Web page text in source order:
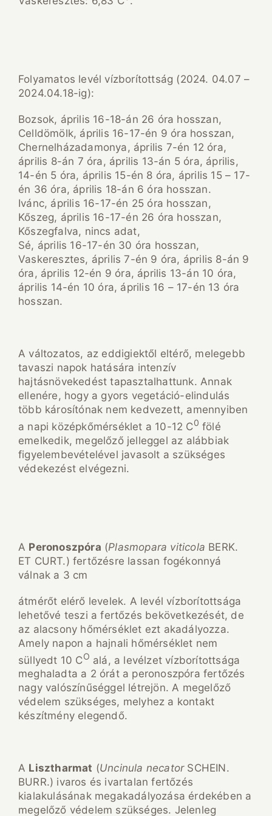
Folyamatos levél vízborítottság (2024. 04.07 –
2024.04.18-ig):
Bozsok, április 16-18-án 26 óra hosszan,
Celldömölk, április 16-17-én 9 óra hosszan,
Chernelházadamonya, április 7-én 12 óra,
április 8-án 7 óra, április 13-án 5 óra, április,
14-én 5 óra, április 15-én 8 óra, április 15 – 17-
én 36 óra, április 18-án 6 óra hosszan.
Ivánc, április 16-17-én 25 óra hosszan,
Kőszeg, április 16-17-én 26 óra hosszan,
Kőszegfalva, nincs adat,
Sé, április 16-17-én 30 óra hosszan,
Vaskeresztes, április 7-én 9 óra, április 8-án 9
óra, április 12-én 9 óra, április 13-án 10 óra,
április 14-én 10 óra, április 16 – 17-én 13 óra
hosszan.
A változatos, az eddigiektől eltérő, melegebb
tavaszi napok hatására intenzív
hajtásnövekedést tapasztalhattunk. Annak
ellenére, hogy a gyors vegetáció-elindulás
több károsítónak nem kedvezett, amennyiben
a napi középkőmérséklet a 10-12 C0 fölé
emelkedik, megelőző jelleggel az alábbiak
figyelembevételével javasolt a szükséges
védekezést elvégezni.
A Peronoszpóra (Plasmopara viticola BERK.
ET CURT.) fertőzésre lassan fogékonnyá
válnak a 3 cm
átmérőt elérő levelek. A levél vízborítottsága
lehetővé teszi a fertőzés bekövetkezését, de
az alacsony hőmérséklet ezt akadályozza.
Amely napon a hajnali hőmérséklet nem
süllyedt 10 CO alá, a levélzet vízborítottsága
meghaladta a 2 órát a peronoszpóra fertőzés
nagy valószínűséggel létrejön. A megelőző
védelem szükséges, melyhez a kontakt
készítmény elegendő.
A Lisztharmat (Uncinula necatorSCHEIN.
BURR.) ivaros és ivartalan fertőzés
kialakulásának megakadályozása érdekében a
megelőző védelem szükséges. Jelenleg